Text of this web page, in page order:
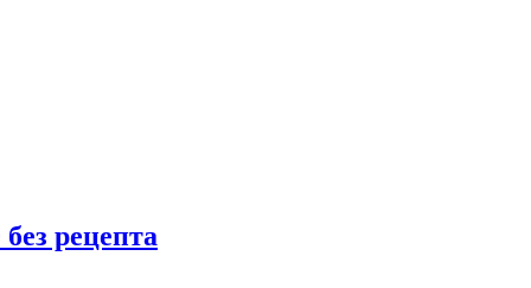
рецепта